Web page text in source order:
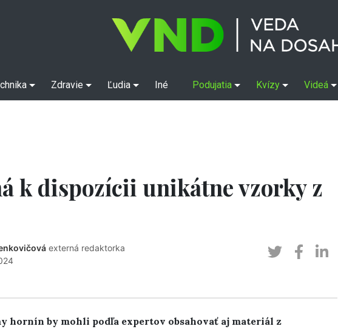
Zdravie Ľudia Iné Podujatia Kvízy Videá
k dispozícii unikátne vzorky z
externá redaktorka
hornín by mohli podľa expertov obsahovať aj materiál z